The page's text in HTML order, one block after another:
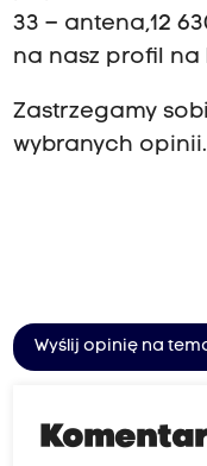
33 – antena,12
na nasz profil na
Zastrzegamy
wybranych opinii.
Wyślij opinię na